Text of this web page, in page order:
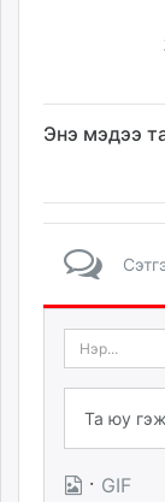
Энэ мэдээ
· GIF